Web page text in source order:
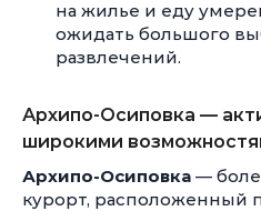
на жилье и еду
ожидать большого
развлечений.
Архипо-Осиповка —
широкими
Архипо-Осиповка —
курорт, расположенный